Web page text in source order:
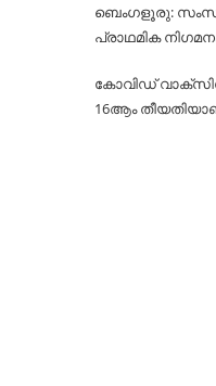
ബെംഗളൂരു:
പ്രാഥമിക
കോവിഡ്
16ആം